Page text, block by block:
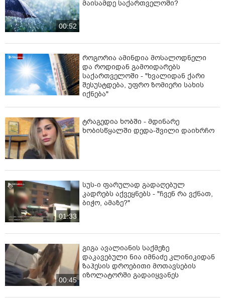
00:52
მაისამდე საქართველოში?
როგორია ამინდია მოსალოდნელი
და როდიდან გამოიდარებს
საქართველოში - "ხვა­ლი­დან ქარი
შე­სუს­ტდე­ბა, უფრო ზო­მი­ე­რი სა­ხის
იქ­ნე­ბა"
ტრაგედია ხობში - მდინარე
ხობისწყალში დედა-შვილი დაიხრჩო
01:33
სუს-ი ფარულად გადაღებულ
კადრებს აქვეყნებს - "ჩვენ რა ვქნათ,
ბიჭო, ამაზე?"
00:45
გიგა ავალიანის საქმეზე
დაკავებული ნია იმნაძე კლინიკიდან
ზაჰესის დროებითი მოთავსების
იზოლატორში გადაიყვანეს